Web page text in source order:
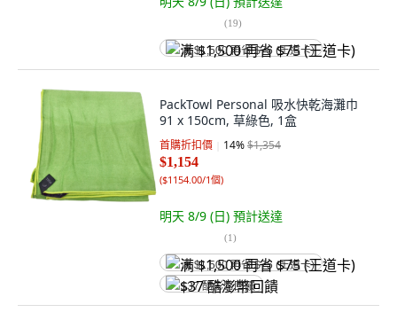
(19)
满 $1,500 再省 $75 (王道卡)
PackTowl Personal 吸水快乾海灘巾
91 x 150cm, 草綠色, 1盒
首購折扣價 14%$1,354
$1,154
($1154.00/1個)
明天 8/9 (日) 預計送達
(1)
满 $1,500 再省 $75 (王道卡)
$37 酷澎幣回饋